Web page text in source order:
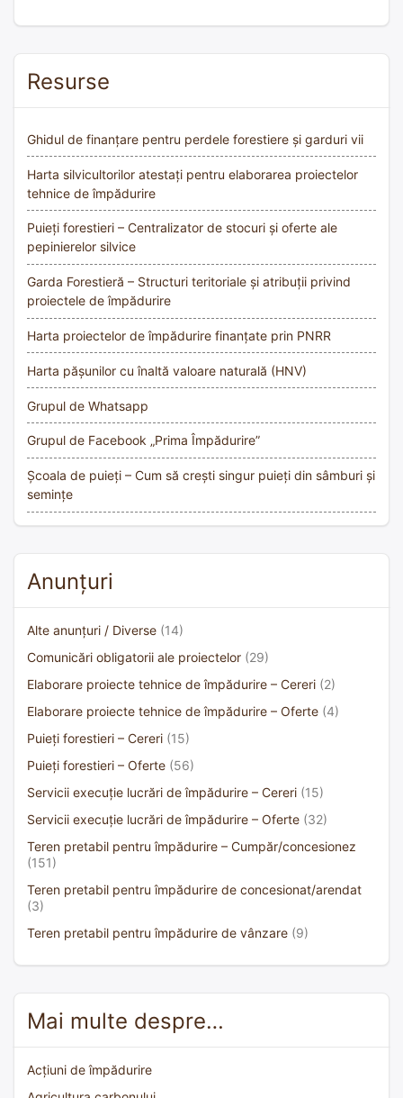
Resurse
Ghidul de finanțare pentru perdele forestiere și garduri vii
Harta silvicultorilor atestați pentru elaborarea proiectelor
tehnice de împădurire
Puieți forestieri – Centralizator de stocuri și oferte ale
pepinierelor silvice
Garda Forestieră – Structuri teritoriale și atribuții privind
proiectele de împădurire
Harta proiectelor de împădurire finanțate prin PNRR
Harta pășunilor cu înaltă valoare naturală (HNV)
Grupul de Whatsapp
Grupul de Facebook „Prima Împădurire”
Școala de puieți – Cum să crești singur puieți din sâmburi și
semințe
Anunțuri
Alte anunțuri / Diverse (14)
Comunicări obligatorii ale proiectelor (29)
Elaborare proiecte tehnice de împădurire – Cereri (2)
Elaborare proiecte tehnice de împădurire – Oferte (4)
Puieți forestieri – Cereri (15)
Puieți forestieri – Oferte (56)
Servicii execuție lucrări de împădurire – Cereri (15)
Servicii execuție lucrări de împădurire – Oferte (32)
Teren pretabil pentru împădurire – Cumpăr/concesionez
(151)
Teren pretabil pentru împădurire de concesionat/arendat
(3)
Teren pretabil pentru împădurire de vânzare (9)
Mai multe despre…
Acțiuni de împădurire